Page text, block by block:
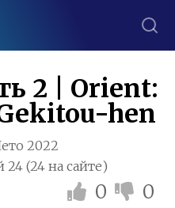
2 | Orient:
hen
2022
24 (24 на сайте)
0 0